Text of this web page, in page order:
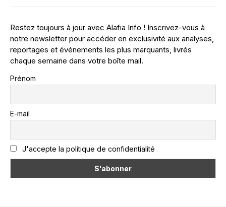
Restez toujours à jour avec Alafia Info ! Inscrivez-vous à
notre newsletter pour accéder en exclusivité aux analyses,
reportages et événements les plus marquants, livrés
chaque semaine dans votre boîte mail.
Prénom
E-mail
J'accepte la politique de confidentialité